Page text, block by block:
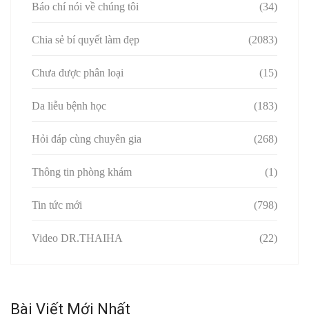
Báo chí nói về chúng tôi (34)
Chia sẻ bí quyết làm đẹp (2083)
Chưa được phân loại (15)
Da liễu bệnh học (183)
Hỏi đáp cùng chuyên gia (268)
Thông tin phòng khám (1)
Tin tức mới (798)
Video DR.THAIHA (22)
Bài Viết Mới Nhất